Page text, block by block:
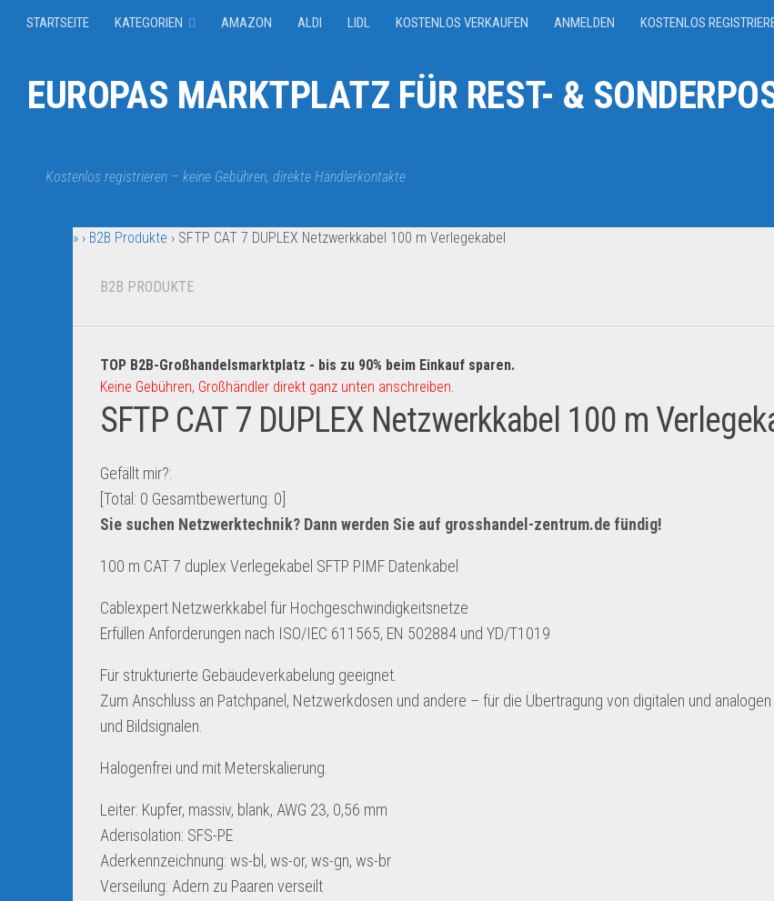
STARTSEITE KATEGORIEN AMAZON ALDI LIDL KOSTENLOS VERKAUFEN ANMELDEN KOSTENLOS
EUROPAS MARKTPLATZ FÜR REST- &
Kostenlos registrieren – keine Gebühren, direkte Händlerkontakte
» › B2B Produkte › SFTP CAT 7 DUPLEX Netzwerkkabel 100 m Verlegekabel
B2B PRODUKTE
TOP B2B-Großhandelsmarktplatz - bis zu 90% beim Einkauf sparen.
Keine Gebühren, Großhändler direkt ganz unten anschreiben.
SFTP CAT 7 DUPLEX Netzwerkkabel 100 m
Gefällt mir?:
[Total: 0 Gesamtbewertung: 0
Sie suchen Netzwerktechnik? Dann werden Sie auf grosshandel-zentrum.defündig!
100 m CAT 7 duplex Verlegekabel SFTP PIMF Datenkabel
Cablexpert Netzwerkkabel für Hochgeschwindigkeitsnetze
Erfüllen Anforderungen nach ISO/IEC 611565, EN 502884 und YD/T1019
Für strukturierte Gebäudeverkabelung geeignet.
Zum Anschluss an Patchpanel, Netzwerkdosen und andere – für die Übertragung von digitalen und
und Bildsignalen.
Halogenfrei und mit Meterskalierung.
Leiter: Kupfer, massiv, blank, AWG 23, 0,56 mm
Aderisolation: SFS-PE
Aderkennzeichnung: ws-bl, ws-or, ws-gn, ws-br
Verseilung: Adern zu Paaren verseilt